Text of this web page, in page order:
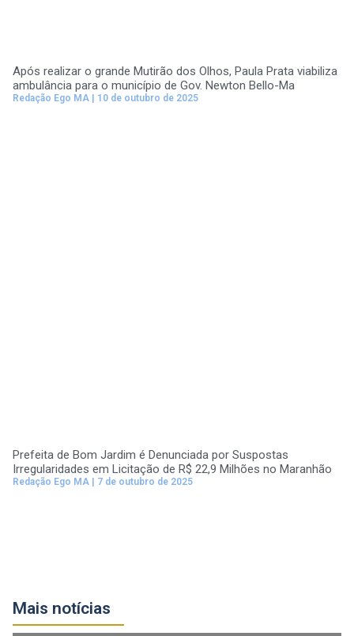
Após realizar o grande Mutirão dos Olhos, Paula Prata viabiliza
ambulância para o município de Gov. Newton Bello-Ma
Redação Ego MA 10 de outubro de 2025
Prefeita de Bom Jardim é Denunciada por Suspostas
Irregularidades em Licitação de R$ 22,9 Milhões no Maranhão
Redação Ego MA 7 de outubro de 2025
Mais notícias